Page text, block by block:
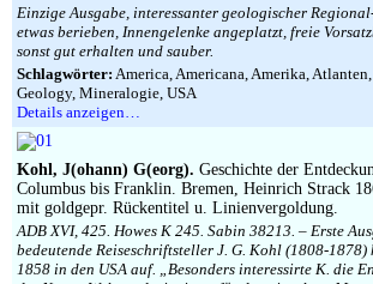
Einzige Ausgabe, interessanter geologischer
etwas berieben, Innengelenke angeplatzt, freie
sonst gut erhalten und sauber.
Schlagwörter: America, Americana, Amerika,
Geology, Mineralogie, USA
Details anzeigen…
Kohl, J(ohann) G(eorg). Geschichte der
Columbus bis Franklin. Bremen, Heinrich Strack
mit goldgepr. Rückentitel u. Linienvergoldung.
ADB XVI, 425. Howes K 245. Sabin 38213. – Erste
bedeutende Reiseschriftsteller J. G. Kohl (1808-
1858 in den USA auf. „Besonders interessirte K. die